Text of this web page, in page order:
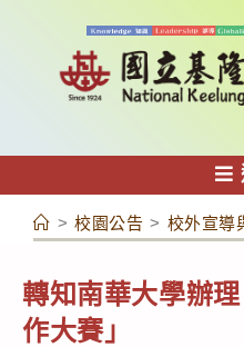
容
> 校園公告 > 校外宣導
轉知南華大學辦
作大賽」